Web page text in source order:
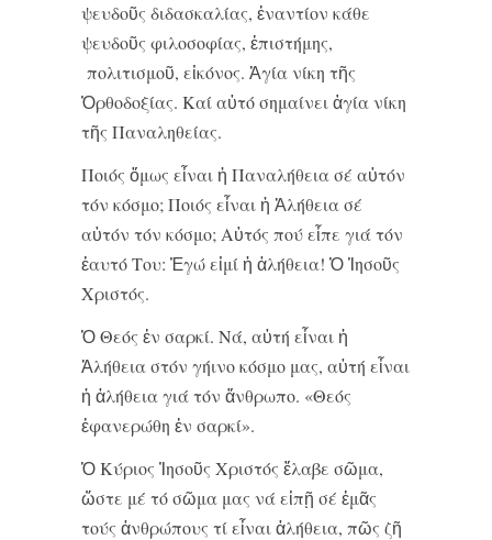
ψευδοῦς διδασκαλίας, ἐναντίον κάθε
ψευδοῦς φιλοσοφίας, ἐπιστήμης,
πολιτισμοῦ, εἰκόνος. Ἁγία νίκη τῆς
Ὀρθοδοξίας. Καί αὐτό σημαίνει ἁγία νίκη
τῆς Παναληθείας.
Ποιός ὅμως εἶναι ἡ Παναλήθεια σέ αὐτόν
τόν κόσμο; Ποιός εἶναι ἡ Ἀλήθεια σέ
αὐτόν τόν κόσμο; Αὐτός πού εἶπε γιά τόν
ἑαυτό Του: Ἐγώ εἰμί ἡ ἀλήθεια! Ὁ Ἰησοῦς
Χριστός.
Ὁ Θεός ἐν σαρκί. Νά, αὐτή εἶναι ἡ
Ἀλήθεια στόν γήινο κόσμο μας, αὐτή εἶναι
ἡ ἀλήθεια γιά τόν ἄνθρωπο. «Θεός
ἐφανερώθη ἐν σαρκί».
Ὁ Κύριος Ἰησοῦς Χριστός ἔλαβε σῶμα,
ὥστε μέ τό σῶμα μας νά εἰπῇ σέ ἐμᾶς
τούς ἀνθρώπους τί εἶναι ἀλήθεια, πῶς ζῆ